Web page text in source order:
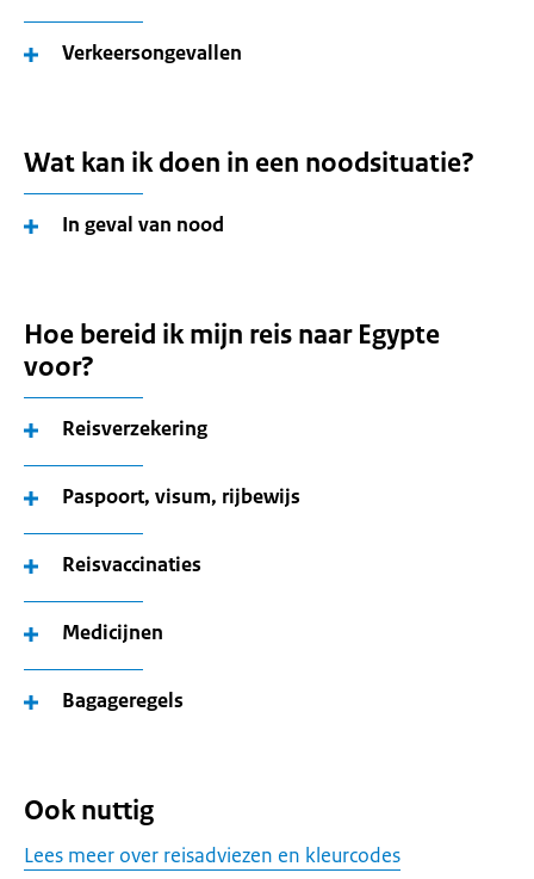
Verkeersongevallen
Wat kan ik doen in een noodsituatie?
In geval van nood
Hoe bereid ik mijn reis naar Egypte
voor?
Reisverzekering
Paspoort, visum, rijbewijs
Reisvaccinaties
Medicijnen
Bagageregels
Ook nuttig
Lees meer over reisadviezen en kleurcodes